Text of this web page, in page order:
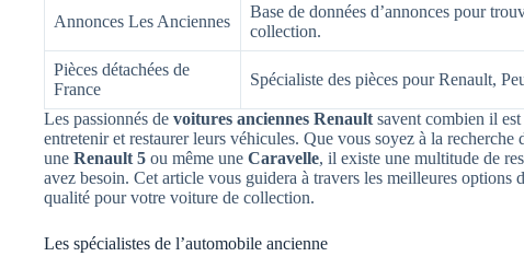
Annonces Les Anciennes
Base de données d’annonces pour
collection.
Pièces détachées de
France
Spécialiste des pièces pour Renault,
Les passionnés de voitures anciennes Renault savent combien il
entretenir et restaurer leurs véhicules. Que vous soyez à la recherche
une Renault 5 ou même une Caravelle, il existe une multitude de
avez besoin. Cet article vous guidera à travers les meilleures options
qualité pour votre voiture de collection.
Les spécialistes de l’automobile ancienne